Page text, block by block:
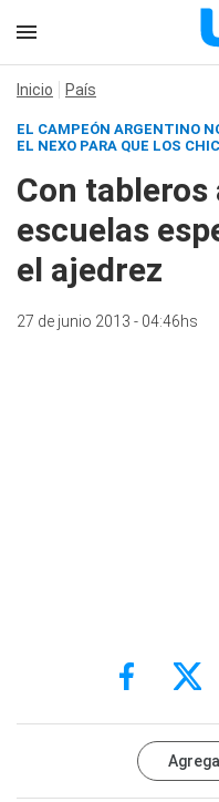
Inicio País
EL CAMPEÓN ARGENTINO
EL NEXO PARA QUE LOS
Con tableros
escuelas
el ajedrez
27 de junio 2013 - 04:46hs